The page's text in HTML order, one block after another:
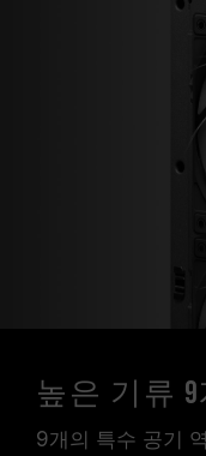
높은 기류
9개의 특수 공기